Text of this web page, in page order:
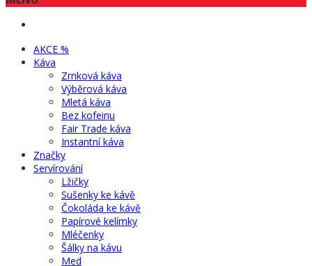
AKCE %
Káva
Zrnková káva
Výběrová káva
Mletá káva
Bez kofeinu
Fair Trade káva
Instantní káva
Značky
Servírování
Lžičky
Sušenky ke kávě
Čokoláda ke kávě
Papírové kelímky
Mléčenky
Šálky na kávu
Med